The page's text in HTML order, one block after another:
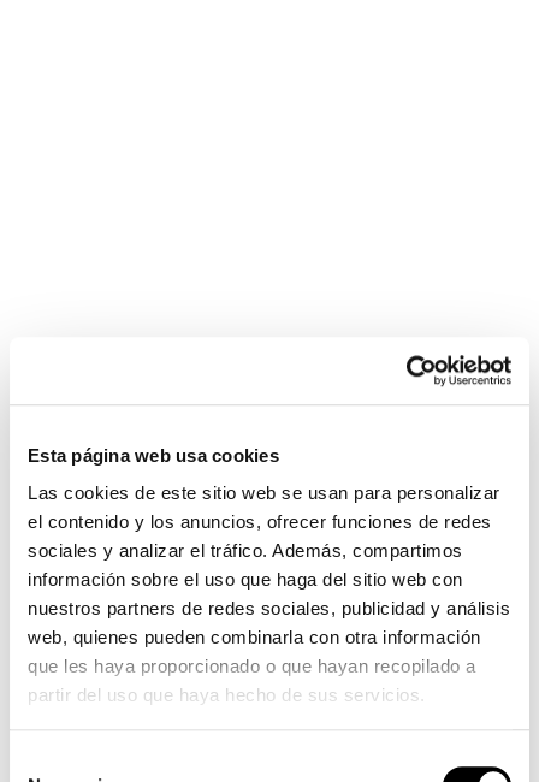
Esta página web usa cookies
Las cookies de este sitio web se usan para personalizar
el contenido y los anuncios, ofrecer funciones de redes
sociales y analizar el tráfico. Además, compartimos
información sobre el uso que haga del sitio web con
nuestros partners de redes sociales, publicidad y análisis
web, quienes pueden combinarla con otra información
que les haya proporcionado o que hayan recopilado a
partir del uso que haya hecho de sus servicios.